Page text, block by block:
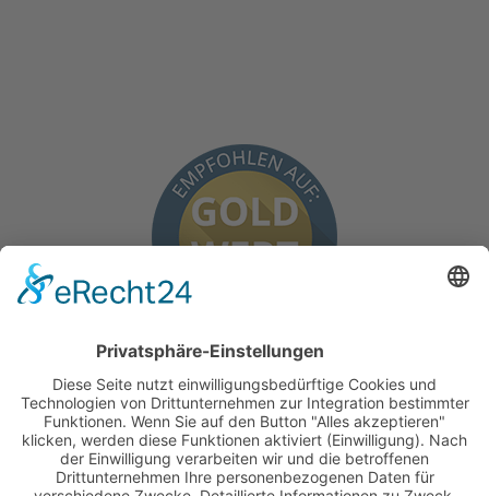
BEKANNT AUS
FACHZEITSCHRIFTEN WIE